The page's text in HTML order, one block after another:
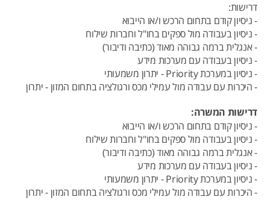
דרישות:
- ניסיון קודם בתחום הרכש ו/או הייבוא
- ניסיון בעבודה מול ספקים בחו"ל וחברות שילוח
- אנגלית ברמה גבוהה מאוד (כתיבה ודיבור)
- ניסיון בעבודה עם מערכות מידע
- ניסיון במערכת Priority - יתרון משמעותי
- היכרות עם עבודה מול עמילי מכס ורגולציה בתחום המזון - יתרון
דרישות המשרה:
- ניסיון קודם בתחום הרכש ו/או הייבוא
- ניסיון בעבודה מול ספקים בחו"ל וחברות שילוח
- אנגלית ברמה גבוהה מאוד (כתיבה ודיבור)
- ניסיון בעבודה עם מערכות מידע
- ניסיון במערכת Priority - יתרון משמעותי
- היכרות עם עבודה מול עמילי מכס ורגולציה בתחום המזון - יתרון